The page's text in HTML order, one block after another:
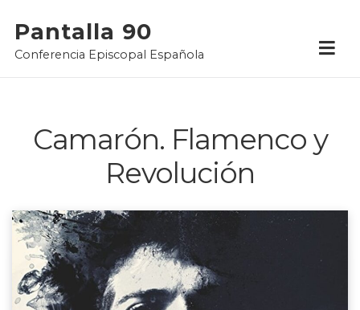
content
Pantalla 90
Conferencia Episcopal Española
Camarón. Flamenco y
Revolución